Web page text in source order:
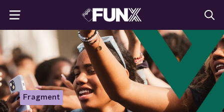
Fragment